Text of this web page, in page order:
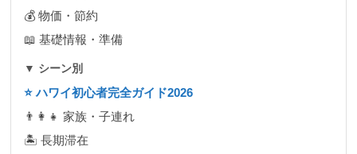
💰 物価・節約
📖 基礎情報・準備
▼ シーン別
⭐ ハワイ初心者完全ガイド2026
👨‍👩‍👧 家族・子連れ
🏝 長期滞在